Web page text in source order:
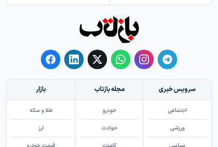
سرویس خبری
اجتماعی
ورزشی
مجله بازتاب
خودرو
حوادث
بازار
طلا و سکه
ارز